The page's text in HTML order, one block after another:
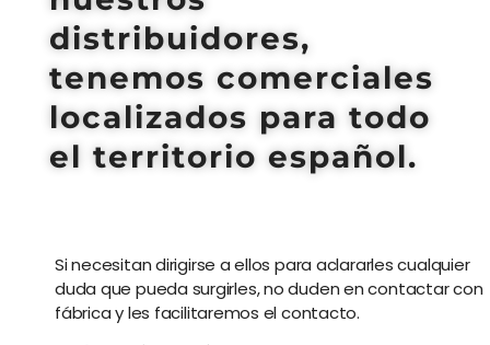
distribuidores,
tenemos comerciales
localizados para todo
el territorio español.
Si necesitan dirigirse a ellos para aclararles cualquier
duda que pueda surgirles, no duden en contactar con
fábrica y les facilitaremos el contacto.